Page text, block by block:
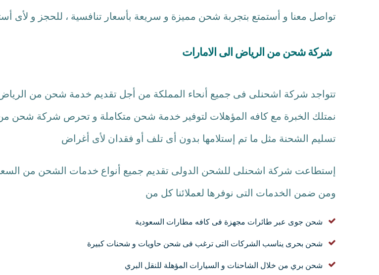
تواصل معنا و أستمتع بتجربة شحن مميزة و سريعة بأسعار تنافسية ، للحجز و لأى
شركة شحن من الرياض الى الامارات
تتواجد شركة اشحنلى فى جميع أنحاء المملكة من أجل تقديم خدمة شحن من
نمتلك الخبرة مع كافه المؤهلات لتوفير خدمة شحن متكاملة و تحرص شركة شحن من
تسليم الشحنة مثل ما تم إستلامها بدون أى تلف أو فقدان لأى أغراض
إستطاعت شركة اشحنلى للشحن الدولى تقديم جميع أنواع خدمات الشحن من
ومن ضمن الخدمات التى نوفرها لعملائنا كل من
شحن جوى عبر طائرات مجهزة فى كافه مطارات السعودية
شحن بحرى يناسب الشركات التى ترغب فى شحن حاويات و شحنات كبيرة
شحن بري من خلال الشاحنات و السيارات المؤهلة للنقل البري